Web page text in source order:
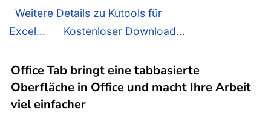
Weitere Details zu Kutools für
Excel...
Kostenloser Download...
Office Tab bringt eine tabbasierte
Oberfläche in Office und macht Ihre Arbeit
viel einfacher